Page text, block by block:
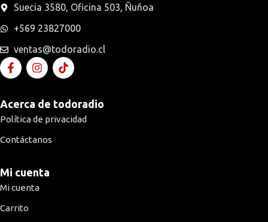
Suecia 3580, Oficina 503, Ñuñoa
+569 23827000
ventas@todoradio.cl
Acerca de todoradio
Política de privacidad
Contáctanos
Mi cuenta
Mi cuenta
Carrito